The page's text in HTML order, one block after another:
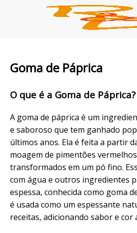
Goma de Páprica
O que é a Goma de Páprica?
A goma de páprica é um
e saboroso que tem ganhado
últimos anos. Ela é feita a partir
moagem de pimentões
transformados em um pó fino.
com água e outros ingredientes
espessa, conhecida como goma
é usada como um espessante
receitas, adicionando sabor e cor